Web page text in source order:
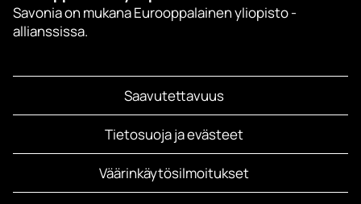
Savonia on mukana Eurooppalainen yliopisto -
allianssissa.
Saavutettavuus
Tietosuoja ja evästeet
Väärinkäytösilmoitukset